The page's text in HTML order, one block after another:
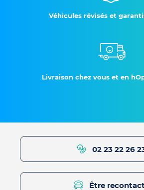
Véhicules révisés et
Livraison chez vous et en
02 23 22 26
Être